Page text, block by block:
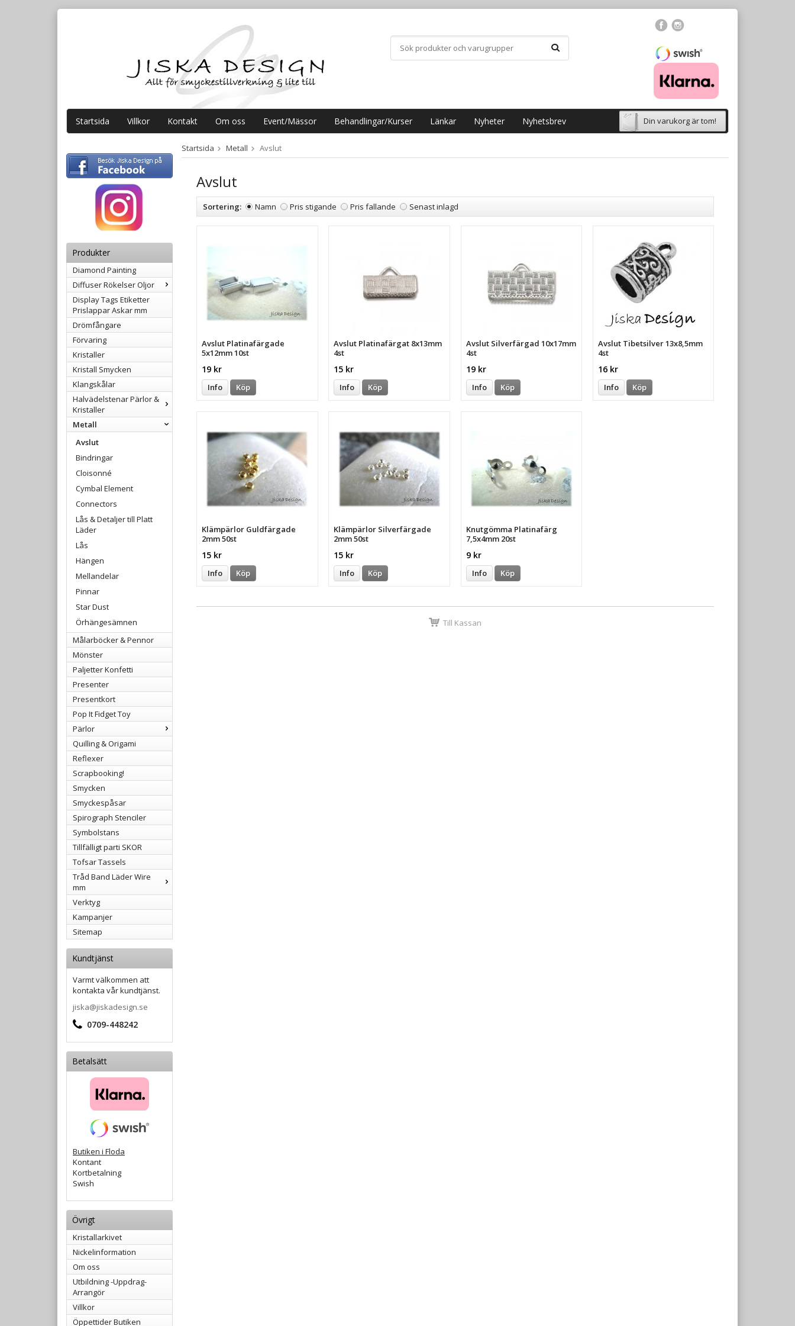
Startsida Villkor Kontakt Om oss Event/Mässor Behandlingar/Kurser Länkar Nyheter Nyhetsbrev Din varukorg är tom!
Produkter
Diamond Painting
Diffuser Rökelser Oljor
Display Tags Etiketter
Prislappar Askar mm
Drömfångare
Förvaring
Kristaller
Kristall Smycken
Klangskålar
Halvädelstenar Pärlor &
Kristaller
Metall
Avslut
Bindringar
Cloisonné
Cymbal Element
Connectors
Lås & Detaljer till Platt
Läder
Lås
Hängen
Mellandelar
Pinnar
Star Dust
Örhängesämnen
Målarböcker & Pennor
Mönster
Paljetter Konfetti
Presenter
Presentkort
Pop It Fidget Toy
Pärlor
Quilling & Origami
Reflexer
Scrapbooking!
Smycken
Smyckespåsar
Spirograph Stenciler
Symbolstans
Tillfälligt parti SKOR
Tofsar Tassels
Tråd Band Läder Wire
mm
Verktyg
Kampanjer
Sitemap
Kundtjänst
Varmt välkommen att
kontakta vår kundtjänst.
jiska@jiskadesign.se
0709-448242
Betalsätt
Butiken i Floda
Kontant
Kortbetalning
Swish
Övrigt
Kristallarkivet
Nickelinformation
Om oss
Utbildning -Uppdrag-
Arrangör
Villkor
Öppettider Butiken
Startsida Metall Avslut
Avslut
Sortering: Namn Pris stigande Pris fallande Senast inlagd
Avslut Platinafärgade
5x12mm 10st
19 kr
Info Köp
Avslut Platinafärgat 8x13mm
4st
15 kr
Info Köp
Avslut Silverfärgad 10x17mm
4st
19 kr
Info Köp
Avslut Tibetsilver 13x8,5mm
4st
16 kr
Info Köp
Klämpärlor Guldfärgade
2mm 50st
15 kr
Info Köp
Klämpärlor Silverfärgade
2mm 50st
15 kr
Info Köp
Knutgömma Platinafärg
7,5x4mm 20st
9 kr
Info Köp
Till Kassan